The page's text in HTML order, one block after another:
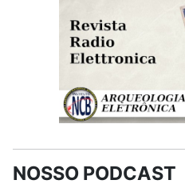
NOSSO PODCAST